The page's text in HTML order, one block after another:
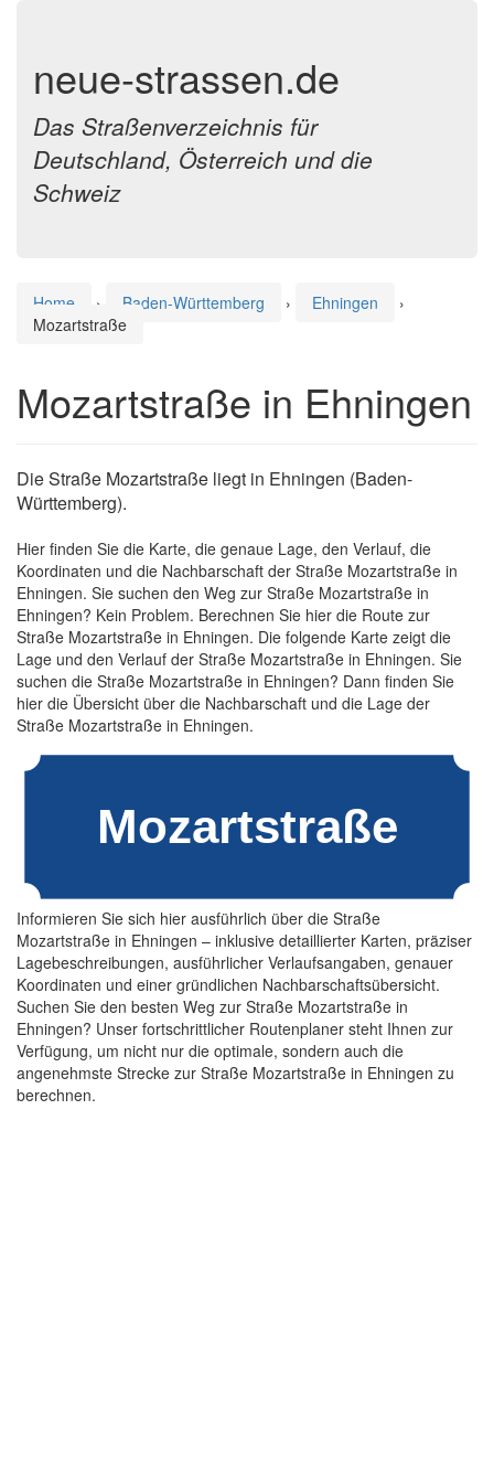
neue-strassen.de
Das Straßenverzeichnis für
Deutschland, Österreich und die
Schweiz
Home › Baden-Württemberg › Ehningen
›
Mozartstraße
Mozartstraße in Ehningen
Die Straße Mozartstraße liegt in Ehningen (Baden-
Württemberg).
Hier finden Sie die Karte, die genaue Lage, den Verlauf, die
Koordinaten und die Nachbarschaft der Straße Mozartstraße in
Ehningen. Sie suchen den Weg zur Straße Mozartstraße in
Ehningen? Kein Problem. Berechnen Sie hier die Route zur
Straße Mozartstraße in Ehningen. Die folgende Karte zeigt die
Lage und den Verlauf der Straße Mozartstraße in Ehningen. Sie
suchen die Straße Mozartstraße in Ehningen? Dann finden Sie
hier die Übersicht über die Nachbarschaft und die Lage der
Straße Mozartstraße in Ehningen.
Informieren Sie sich hier ausführlich über die Straße
Mozartstraße in Ehningen – inklusive detaillierter Karten, präziser
Lagebeschreibungen, ausführlicher Verlaufsangaben, genauer
Koordinaten und einer gründlichen Nachbarschaftsübersicht.
Suchen Sie den besten Weg zur Straße Mozartstraße in
Ehningen? Unser fortschrittlicher Routenplaner steht Ihnen zur
Verfügung, um nicht nur die optimale, sondern auch die
angenehmste Strecke zur Straße Mozartstraße in Ehningen zu
berechnen.